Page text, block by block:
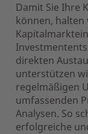
Damit Sie Ihre
können,
direkten
unterstützen
regelmäßigen
umfassenden
Analysen. So
erfolgreiche